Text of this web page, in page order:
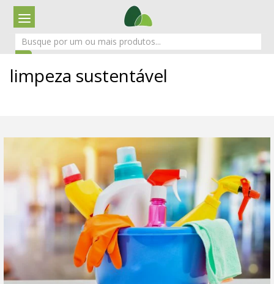
limpeza sustentável